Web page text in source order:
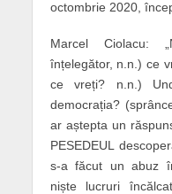
octombrie 2020,
Marcel Ciolacu:
înțelegător, n.n.) ce
ce vreți? n.n.)
democrația?
ar aștepta un
PESEDEUL
s-a făcut un abuz
niște lucruri